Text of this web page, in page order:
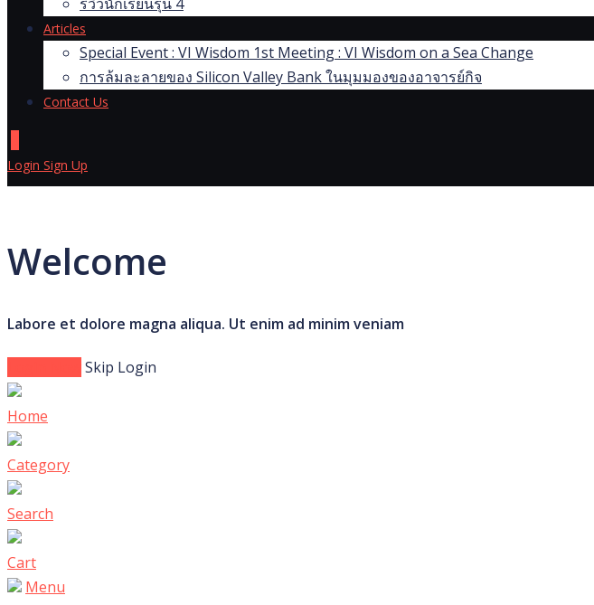
Articles
Special Event : VI Wisdom 1st Meeting : VI Wisdom on a Sea Change
การล้มละลายของ Silicon Valley Bank ในมุมมองของอาจารย์กิจ
Contact Us
Login Sign Up
Welcome
Labore et dolore magna aliqua. Ut enim ad minim veniam
Skip Login
Home
Category
Search
Cart
Menu